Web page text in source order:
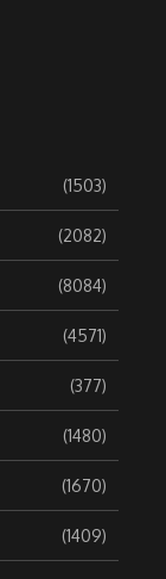
(1503)
(2082)
(8084)
(4571)
(377)
(1480)
(1670)
(1409)